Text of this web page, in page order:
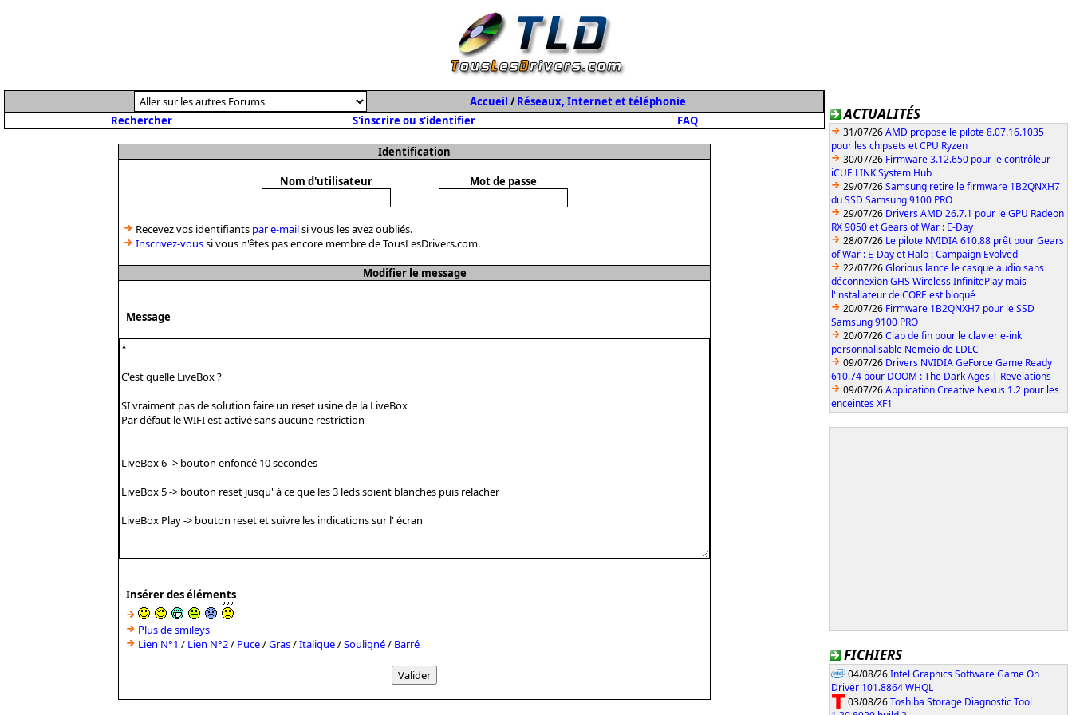
ACTUALITÉS
31/07/26AMD propose le pilote 8.07.16.1035
pour les chipsets et CPU Ryzen
30/07/26 Firmware 3.12.650 pour le contrôleur
iCUE LINK System Hub
29/07/26Samsung retire le firmware 1B2QNXH7
du SSD Samsung 9100 PRO
29/07/26 Drivers AMD 26.7.1 pour le GPU Radeon
RX 9050 et Gears of War : E-Day
28/07/26 Le pilote NVIDIA 610.88 prêt pour Gears
of War : E-Day et Halo : Campaign Evolved
22/07/26Glorious lance le casque audio sans
déconnexion GHS Wireless InfinitePlay mais
l'installateur de CORE est bloqué
20/07/26 Firmware 1B2QNXH7 pour le SSD
Samsung 9100 PRO
20/07/26Clap de fin pour le clavier e-ink
personnalisable Nemeio de LDLC
09/07/26 Drivers NVIDIA GeForce Game Ready
610.74 pour DOOM : The Dark Ages | Revelations
09/07/26Application Creative Nexus 1.2 pour les
enceintes XF1
FICHIERS
04/08/26Intel Graphics Software Game On
Driver 101.8864 WHQL
03/08/26Toshiba Storage Diagnostic Tool
Accueil /Réseaux, Internet et téléphonie
Rechercher
S'inscrire ou s'identifier FAQ
Identification
Nom d'utilisateur Mot de passe
Recevez vos identifiants par e-mailsi vous les avez oubliés.
Inscrivez-voussi vous n'êtes pas encore membre de TousLesDrivers.com.
Modifier le message
Message
Insérer des éléments
Plus de smileys
Lien N°1 / Lien N°2/ Puce/Gras/Italique/Souligné/ Barré